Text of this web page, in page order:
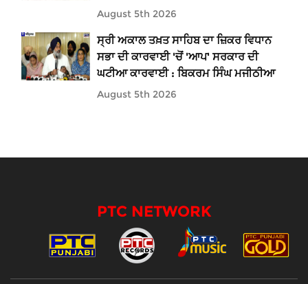
August 5th 2026
ਸ੍ਰੀ ਅਕਾਲ ਤਖ਼ਤ ਸਾਹਿਬ ਦਾ ਜ਼ਿਕਰ ਵਿਧਾਨ
ਸਭਾ ਦੀ ਕਾਰਵਾਈ 'ਚੋਂ 'ਆਪ' ਸਰਕਾਰ ਦੀ
ਘਟੀਆ ਕਾਰਵਾਈ : ਬਿਕਰਮ ਸਿੰਘ ਮਜੀਠੀਆ
August 5th 2026
PTC NETWORK